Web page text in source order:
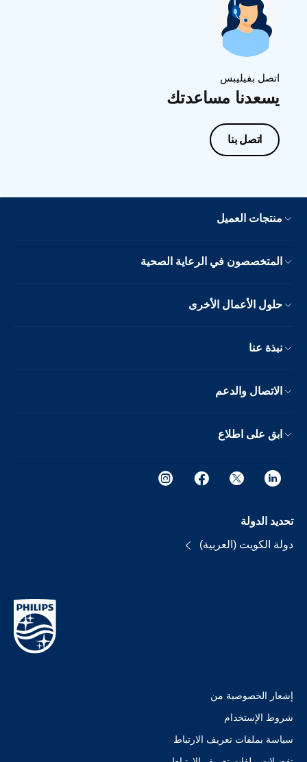
اتصل بفيليبس
يسعدنا مساعدتك
اتصل بنا
منتجات العميل
المتخصصون في الرعاية الصحية
حلول الأعمال الأخرى
نبذة عنا
الاتصال والدعم
ابق على اطلاع
تحديد الدولة
دولة الكويت (العربية)
إشعار الخصوصية من
شروط الإستخدام
سياسة بملفات تعريف الارتباط